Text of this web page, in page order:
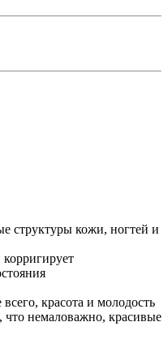
структуры кожи, ногтей и
красота и молодость
что немаловажно, красивые